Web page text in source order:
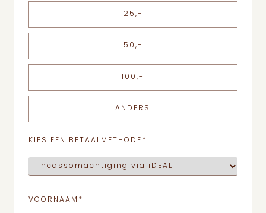
25,-
50,-
100,-
ANDERS
KIES EEN BETAALMETHODE *
VOORNAAM *